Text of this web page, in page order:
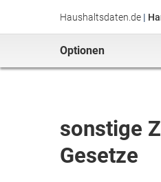
Haushaltsdaten.de |
Optionen
sonstige
Gesetze